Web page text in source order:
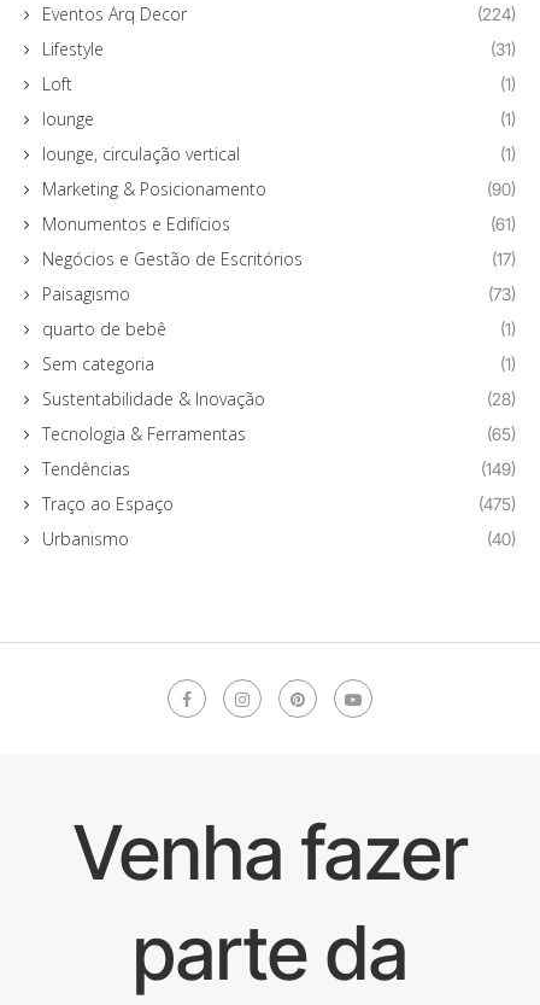
Eventos Arq Decor (224)
Lifestyle (31)
Loft (1)
lounge (1)
lounge, circulação vertical (1)
Marketing & Posicionamento (90)
Monumentos e Edifícios (61)
Negócios e Gestão de Escritórios (17)
Paisagismo (73)
quarto de bebê (1)
Sem categoria (1)
Sustentabilidade & Inovação (28)
Tecnologia & Ferramentas (65)
Tendências (149)
Traço ao Espaço (475)
Urbanismo (40)
Venha fazer
parte da